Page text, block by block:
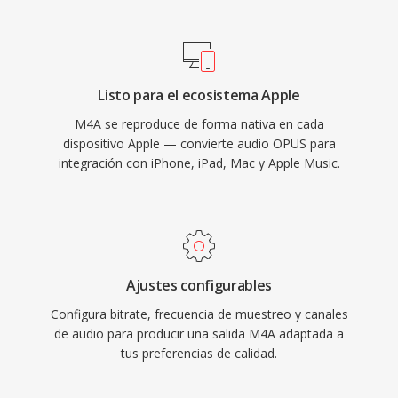
forma nativa — mientras qué el soporte de
terceros abarca VLC, foobar2000, Android y la
mayoría de los sistemas de
infoentretenimiento de automoviles. Tres
beneficios tangibles definen el formato:
eficiencia de codificación superior sobre
atomos MP4 (caratulas, capítulos, letras), y
flujos de trabajo con pérdida como sin pérdida.
Listo para el ecosistema Apple
M4A se reproduce de forma nativa en cada
dispositivo Apple — convierte audio OPUS para
integración con iPhone, iPad, Mac y Apple Music.
Ajustes configurables
Configura bitrate, frecuencia de muestreo y canales
de audio para producir una salida M4A adaptada a
tus preferencias de calidad.